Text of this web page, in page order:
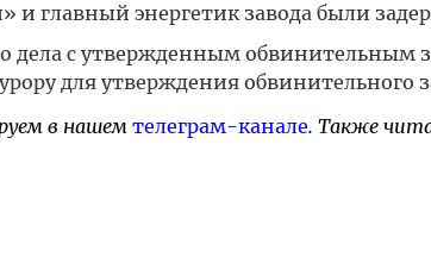
и главный энергетик завода были
дела с утвержденным обвинительным
для утверждения обвинительного
в нашем телеграм-канале. Также